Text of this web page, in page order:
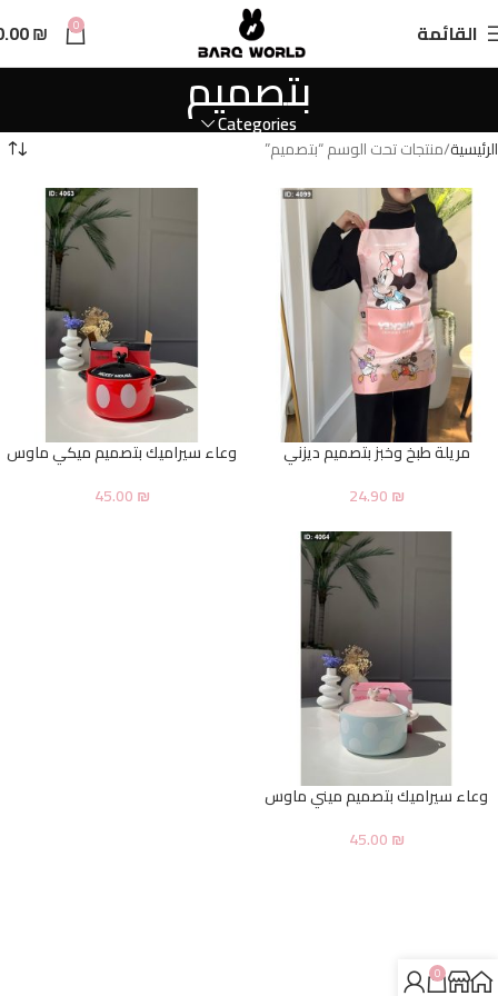
القائمة 0
₪
بتصميم
Categories
الرئيسية منتجات تحت الوسم “بتصميم”
مريلة طبخ وخبز بتصميم ديزني
24.90₪
وعاء سيراميك بتصميم ميكي ماوس
45.00₪
وعاء سيراميك بتصميم ميني ماوس
45.00₪
0